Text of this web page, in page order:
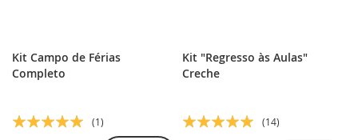
Kit Campo de Férias
Completo
Classificação:
(1)
Kit "Regresso às Aulas"
Creche
Classificação:
(14)